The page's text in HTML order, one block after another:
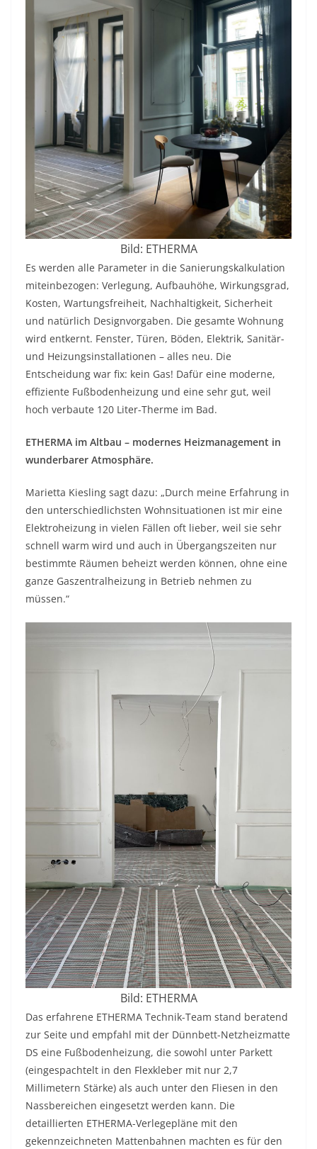
Bild: ETHERMA
Es werden alle Parameter in die Sanierungskalkulation
miteinbezogen: Verlegung, Aufbauhöhe, Wirkungsgrad,
Kosten, Wartungsfreiheit, Nachhaltigkeit, Sicherheit
und natürlich Designvorgaben. Die gesamte Wohnung
wird entkernt. Fenster, Türen, Böden, Elektrik, Sanitär-
und Heizungsinstallationen – alles neu. Die
Entscheidung war fix: kein Gas! Dafür eine moderne,
effiziente Fußbodenheizung und eine sehr gut, weil
hoch verbaute 120 Liter-Therme im Bad.
ETHERMA im Altbau – modernes Heizmanagement in
wunderbarer Atmosphäre.
Marietta Kiesling sagt dazu: „Durch meine Erfahrung in
den unterschiedlichsten Wohnsituationen ist mir eine
Elektroheizung in vielen Fällen oft lieber, weil sie sehr
schnell warm wird und auch in Übergangszeiten nur
bestimmte Räumen beheizt werden können, ohne eine
ganze Gaszentralheizung in Betrieb nehmen zu
müssen.“
Bild: ETHERMA
Das erfahrene ETHERMA Technik-Team stand beratend
zur Seite und empfahl mit der Dünnbett-Netzheizmatte
DS eine Fußbodenheizung, die sowohl unter Parkett
(eingespachtelt in den Flexkleber mit nur 2,7
Millimetern Stärke) als auch unter den Fliesen in den
Nassbereichen eingesetzt werden kann. Die
detaillierten ETHERMA-Verlegepläne mit den
gekennzeichneten Mattenbahnen machten es für den